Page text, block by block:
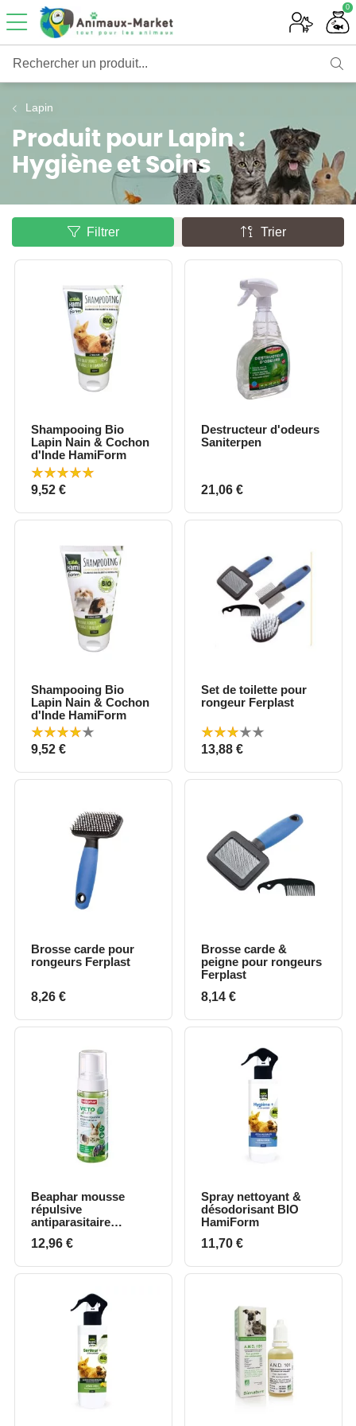
0
Lapin
Produit pour Lapin :
Hygiène et Soins
Filtrer Trier
Shampooing Bio
Lapin Nain & Cochon
d'Inde HamiForm
Prix
9,52 €
Destructeur d'odeurs
Saniterpen
Prix
21,06 €
Shampooing Bio
Lapin Nain & Cochon
d'Inde HamiForm
Prix
9,52 €
Set de toilette pour
rongeur Ferplast
Prix
13,88 €
Brosse carde pour
rongeurs Ferplast
Prix
8,26 €
Brosse carde &
peigne pour rongeurs
Ferplast
Prix
8,14 €
Beaphar mousse
répulsive
antiparasitaire
Prix
12,96 €
Spray nettoyant &
désodorisant BIO
HamiForm
Prix
11,70 €